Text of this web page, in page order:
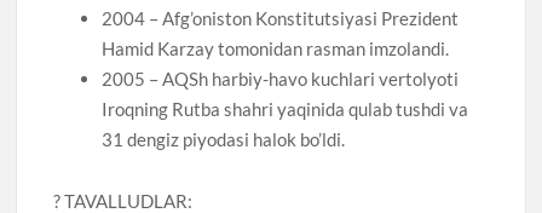
2004 – Afg’oniston Konstitutsiyasi Prezident
Hamid Karzay tomonidan rasman imzolandi.
2005 – AQSh harbiy-havo kuchlari vertolyoti
Iroqning Rutba shahri yaqinida qulab tushdi va
31 dengiz piyodasi halok bo’ldi.
? TAVALLUDLAR: